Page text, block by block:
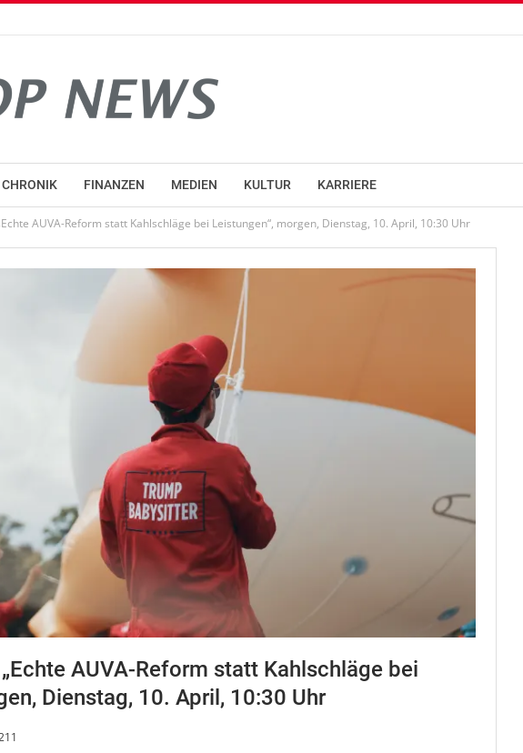
CHRONIK FINANZEN MEDIEN KULTUR KARRIERE
AUVA-Reform statt Kahlschläge bei Leistungen“, morgen, Dienstag, 10. April, 10:30 Uhr
„Echte AUVA-Reform statt Kahlschläge bei
Dienstag, 10. April, 10:30 Uhr